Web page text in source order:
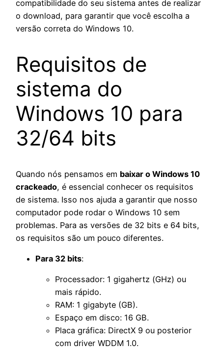
compatibilidade do seu sistema antes de realizar
o download, para garantir que você escolha a
versão correta do Windows 10.
Requisitos de
sistema do
Windows 10 para
32/64 bits
Quando nós pensamos em baixar o Windows 10
crackeado, é essencial conhecer os requisitos
de sistema. Isso nos ajuda a garantir que nosso
computador pode rodar o Windows 10 sem
problemas. Para as versões de 32 bits e 64 bits,
os requisitos são um pouco diferentes.
Para 32 bits:
Processador: 1 gigahertz (GHz) ou
mais rápido.
RAM: 1 gigabyte (GB).
Espaço em disco: 16 GB.
Placa gráfica: DirectX 9 ou posterior
com driver WDDM 1.0.